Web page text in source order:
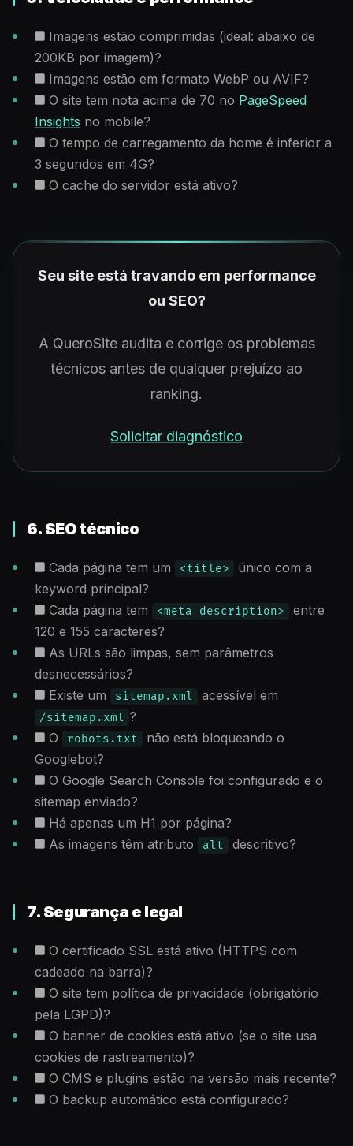
Imagens estão comprimidas (ideal: abaixo de
200KB por imagem)?
Imagens estão em formato WebP ou AVIF?
O site tem nota acima de 70 no PageSpeed
Insights no mobile?
O tempo de carregamento da home é inferior a
3 segundos em 4G?
O cache do servidor está ativo?
Seu site está travando em performance
ou SEO?
A QueroSite audita e corrige os problemas
técnicos antes de qualquer prejuízo ao
ranking.
Solicitar diagnóstico
6. SEO técnico
Cada página tem um <title>
único com a
keyword principal?
Cada página tem
<meta description>
entre
120 e 155 caracteres?
As URLs são limpas, sem parâmetros
desnecessários?
Existe um
sitemap.xml acessível em
/sitemap.xml ?
O
robots.txt
não está bloqueando o
Googlebot?
O Google Search Console foi configurado e o
sitemap enviado?
Há apenas um H1 por página?
As imagens têm atributo
alt descritivo?
7. Segurança e legal
O certificado SSL está ativo (HTTPS com
cadeado na barra)?
O site tem política de privacidade (obrigatório
pela LGPD)?
O banner de cookies está ativo (se o site usa
cookies de rastreamento)?
O CMS e plugins estão na versão mais recente?
O backup automático está configurado?